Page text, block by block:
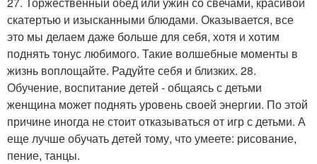
скатертью и изысканными блюдами. Оказывается, все
это мы делаем даже больше для себя, хотя и хотим
поднять тонус любимого. Такие волшебные моменты в
жизнь воплощайте. Радуйте себя и близких. 28.
Обучение, воспитание детей - общаясь с детьми
женщина может поднять уровень своей энергии. По этой
причине иногда не стоит отказываться от игр с детьми. А
еще лучше обучать детей тому, что умеете: рисование,
пение, танцы.